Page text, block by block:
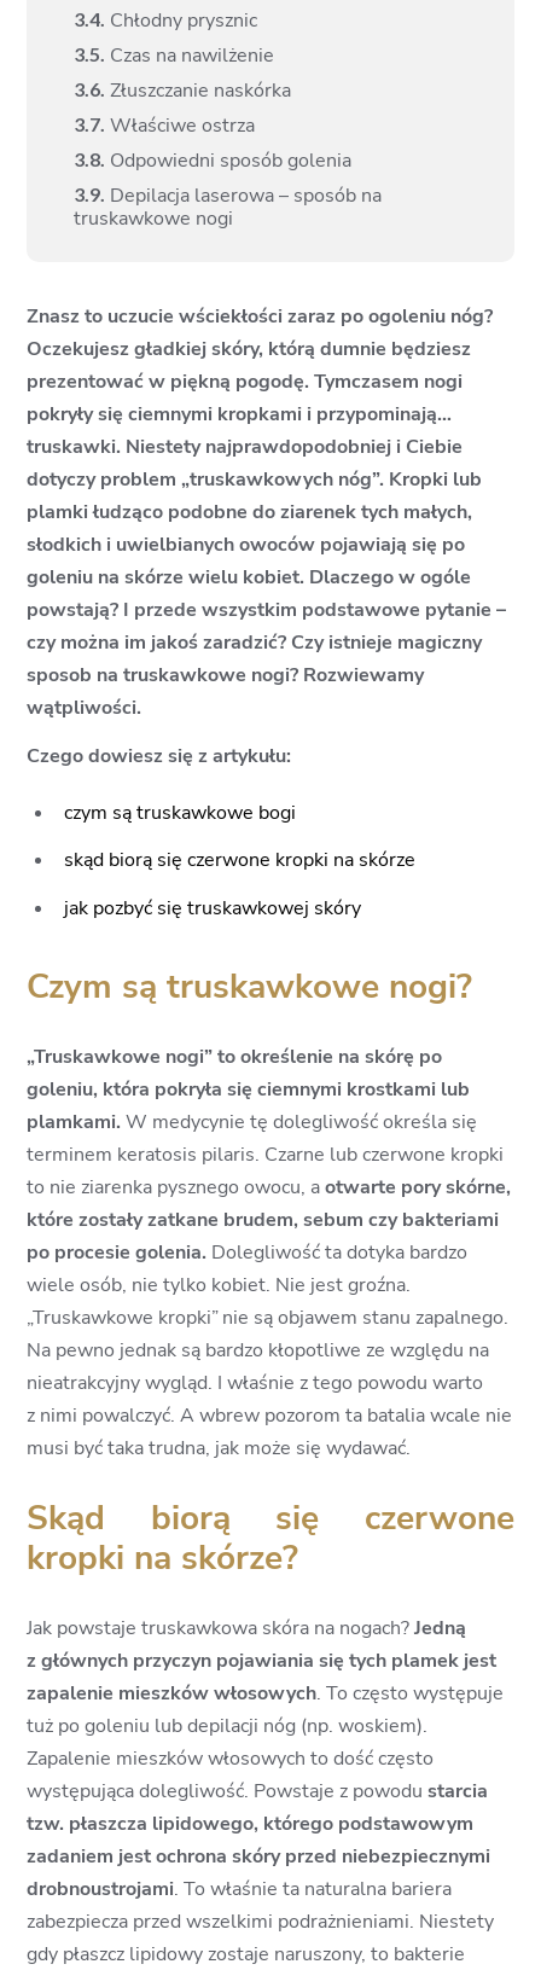
3.4. Chłodny prysznic
3. 5. Czas na nawilżenie
3. 6. Złuszczanie naskórka
3. 7. Właściwe ostrza
3. 8. Odpowiedni sposób golenia
3. 9. Depilacja laserowa – sposób na
truskawkowe nogi
Znasz to uczucie wściekłości zaraz po ogoleniu nóg?
Oczekujesz gładkiej skóry, którą dumnie będziesz
prezentować w piękną pogodę. Tymczasem nogi
pokryły się ciemnymi kropkami i przypominają…
truskawki. Niestety najprawdopodobniej i Ciebie
dotyczy problem „truskawkowych nóg”. Kropki lub
plamki łudząco podobne do ziarenek tych małych,
słodkich i uwielbianych owoców pojawiają się po
goleniu na skórze wielu kobiet. Dlaczego w ogóle
powstają? I przede wszystkim podstawowe pytanie –
czy można im jakoś zaradzić? Czy istnieje magiczny
sposob na truskawkowe nogi? Rozwiewamy
wątpliwości.
Czego dowiesz się z artykułu:
czym są truskawkowe bogi
skąd biorą się czerwone kropki na skórze
jak pozbyć się truskawkowej skóry
Czym są truskawkowe nogi?
„Truskawkowe nogi” to określenie na skórę po
goleniu, która pokryła się ciemnymi krostkami lub
plamkami.W medycynie tę dolegliwość określa się
terminem keratosis pilaris. Czarne lub czerwone kropki
to nie ziarenka pysznego owocu, aotwarte pory skórne,
które zostały zatkane brudem, sebum czy bakteriami
po procesie golenia. Dolegliwość ta dotyka bardzo
wiele osób, nie tylko kobiet. Nie jest groźna.
„Truskawkowe kropki”nie są objawem stanu zapalnego.
Na pewno jednak są bardzo kłopotliwe ze względu na
nieatrakcyjny wygląd. I właśnie z tego powodu warto
z nimi powalczyć. A wbrew pozorom ta batalia wcale nie
musi być taka trudna, jak może się wydawać.
Skąd biorą się czerwone
kropki na skórze?
Jak powstaje truskawkowa skóra na nogach?Jedną
z głównych przyczyn pojawiania się tych plamek jest
zapalenie mieszków włosowych. To często występuje
tuż po goleniu lub depilacji nóg (np. woskiem).
Zapalenie mieszków włosowych to dość często
występująca dolegliwość. Powstaje z powodustarcia
tzw. płaszcza lipidowego, którego podstawowym
zadaniem jest ochrona skóry przed niebezpiecznymi
drobnoustrojami. To właśnie ta naturalna bariera
zabezpiecza przed wszelkimi podrażnieniami. Niestety
gdy płaszcz lipidowy zostaje naruszony, to bakterie